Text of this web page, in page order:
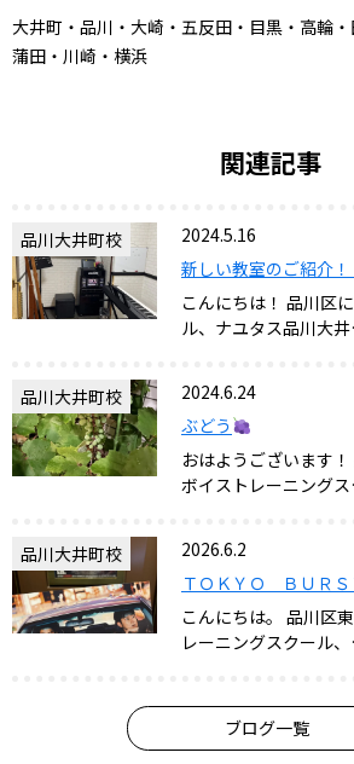
大井町・品川・大崎・五反田・目黒・高輪
蒲田・川崎・横浜
関連記事
品川大井町校
2024.5.16
新しい教室のご紹介！
こんにちは！ 品川区
ル、ナユタス品川大
品川大井町校
2024.6.24
ぶどう
おはようございます
ボイストレーニング
品川大井町校
2026.6.2
ＴＯＫＹＯ ＢＵＲＳ
こんにちは。 品川区
レーニングスクール
ブログ一覧